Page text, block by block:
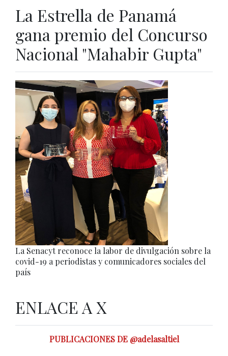
La Estrella de Panamá
gana premio del Concurso
Nacional "Mahabir Gupta"
La Senacyt reconoce la labor de divulgación sobre la
covid-19 a periodistas y comunicadores sociales del
país
ENLACE A X
PUBLICACIONES DE @adelasaltiel